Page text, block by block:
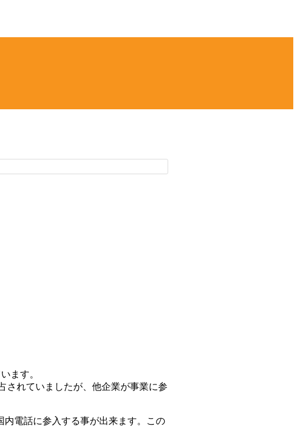
ます。
されていましたが、他企業が事業に参
電話に参入する事が出来ます。この